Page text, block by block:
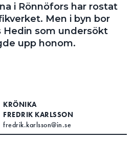
i Rönnöfors har rostat
Men i byn bor
Hedin som undersökt
upp honom.
KRÖNIKA
FREDRIK KARLSSON
fredrik.karlsson@in.se